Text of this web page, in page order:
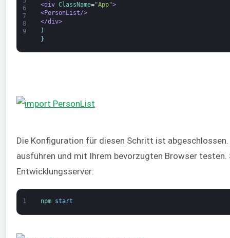
6
7
8
9
<div ClassName="App">
<PersonList/>
</div>
)
}
Die Konfiguration für diesen Schritt ist abgeschlossen.
ausführen und mit Ihrem bevorzugten Browser testen.
Entwicklungsserver:
1 npm start